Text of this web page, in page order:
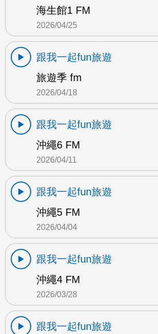
海生館1 FM
2026/04/25
跟我一起fun旅遊
旅遊季 fm
2026/04/18
跟我一起fun旅遊
沖繩6 FM
2026/04/11
跟我一起fun旅遊
沖繩5 FM
2026/04/04
跟我一起fun旅遊
沖繩4 FM
2026/03/28
跟我一起fun旅遊